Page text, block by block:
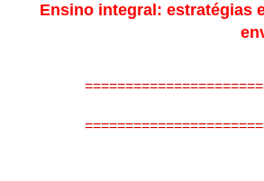
Ensino integral: estratégias